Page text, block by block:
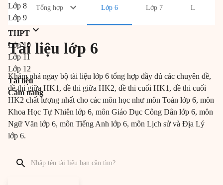
Lớp 8
Lớp 9
THPT
Lớp 10
Lớp 11
Lớp 12
Tài liệu
Cẩm nang
Tổng hợp Lớp 6 Lớp 7 Lớp 8
Tài liệu lớp 6
Khám phá ngay bộ tài liệu lớp 6 tổng hợp đầy đủ các chuyên đề,
đề thi giữa HK1, đề thi giữa HK2, đề thi cuối HK1, đề thi cuối
HK2 chất lượng nhất cho các môn học như môn Toán lớp 6, môn
Khoa Học Tự Nhiên lớp 6, môn Giáo Dục Công Dân lớp 6, môn
Ngữ Văn lớp 6, môn Tiếng Anh lớp 6, môn Lịch sử và Địa Lý
lớp 6.